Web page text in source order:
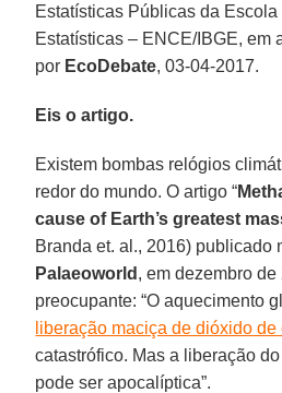
Estatísticas Públicas da
Estatísticas – ENCE/IBGE, em
por EcoDebate, 03-04-2017.
Eis o artigo.
Existem bombas relógios
redor do mundo. O artigo “
cause of Earth’s greatest
Branda et. al., 2016) publicado
Palaeoworld , em dezembro
preocupante: “O aquecimento
liberação maciça de dióxido de
catastrófico. Mas a liberação
pode ser apocalíptica”.